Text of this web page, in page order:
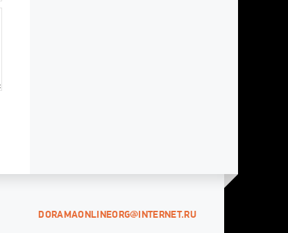
DORAMAONLINEORG@INTERNET.RU